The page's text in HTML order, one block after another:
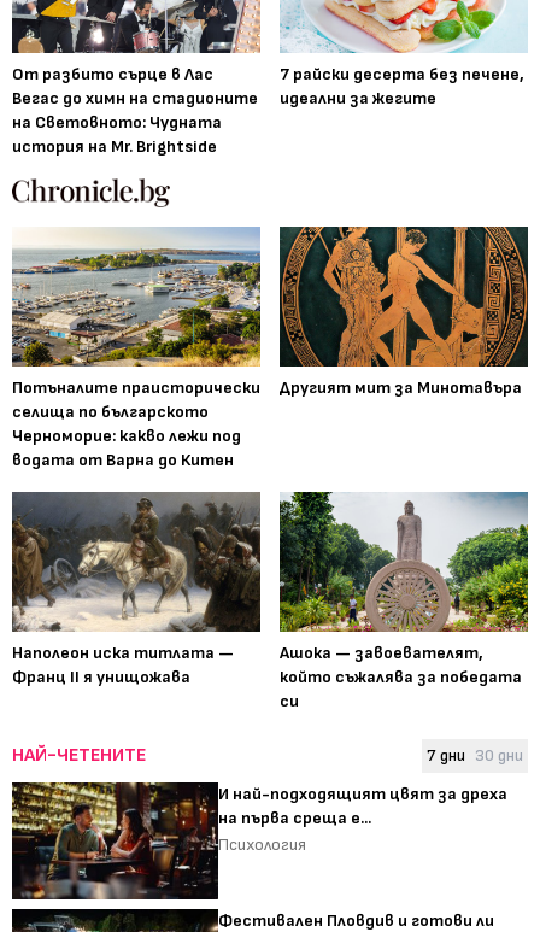
От разбито сърце в Лас
Вегас до химн на стадионите
на Световното: Чудната
история на Mr. Brightside
7 райски десерта без печене,
идеални за жегите
Потъналите праисторически
селища по българското
Черноморие: какво лежи под
водата от Варна до Китен
Другият мит за Минотавъра
Наполеон иска титлата —
Франц II я унищожава
Ашока — завоевателят,
който съжалява за победата
си
НАЙ-ЧЕТЕНИТЕ 7 дни 30 дни
И най-подходящият цвят за дреха
на първа среща е...
Психология
Фестивален Пловдив и готови ли